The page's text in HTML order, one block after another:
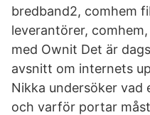
bredband2, comhem
leverantörer,
med Ownit Det är
avsnitt om internets
Nikka undersöker
och varför portar